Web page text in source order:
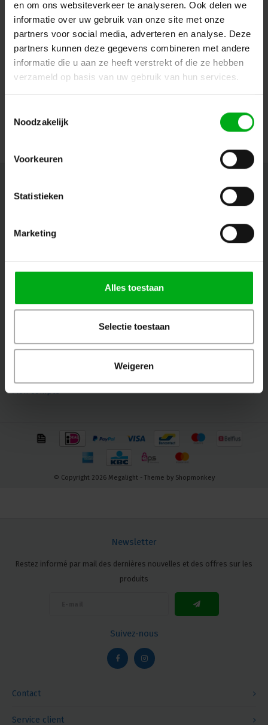
en om ons websiteverkeer te analyseren. Ook delen we
informatie over uw gebruik van onze site met onze
partners voor social media, adverteren en analyse. Deze
partners kunnen deze gegevens combineren met andere
informatie die u aan ze heeft verstrekt of die ze hebben
verzameld op basis van uw gebruik van hun services.
Noodzakelijk
Voorkeuren
Statistieken
Marketing
Alles toestaan
Selectie toestaan
Weigeren
SPX | SYCLOSPOT LP18 Spot LED | Angle d'ouverture :
22° | Puissance : 21W
SPX* |PRI01138
Délai de livraison sur demande
Restez informé par mail des dernières nouvelles et des offres sur les
Mon compte
© Copyright 2026 Megalight - Theme by Shopmonkey
Contact
Newsletter
Restez informé par mail des dernières nouvelles et des offres sur les
produits
Suivez-nous
Service client